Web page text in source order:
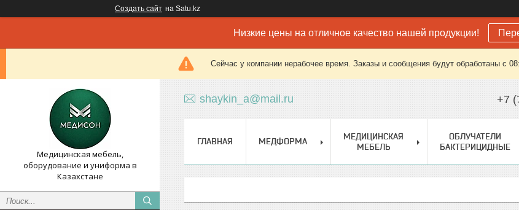
Создать сайт на Satu.kz
Низкие цены на отличное качество нашей продукции!
Сейчас у компании нерабочее время. Заказы и сообщения будут обработаны с
Медицинская мебель,
оборудование и униформа в
Казахстане
shaykin_a@mail.ru +7
ГЛАВНАЯ МЕДФОРМА
МЕДИЦИНСКАЯ
МЕБЕЛЬ
ОБЛУЧАТЕЛИ
БАКТЕРИЦИДНЫЕ